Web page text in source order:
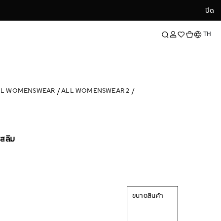
ปิด
ปิด
ภาษาTH
WOMENSWEAR
ALL WOMENSWEAR 2
ลิม
ขนาดสินค้า